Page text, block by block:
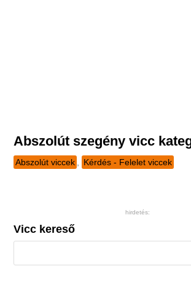
Abszolút szegény vicc
Abszolút viccek Kérdés - Felelet viccek
hirdetés:
Vicc kereső